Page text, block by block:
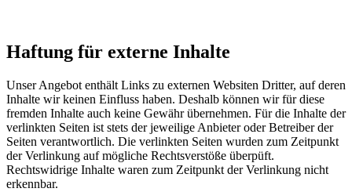
Haftung für externe Inhalte
Unser Angebot enthält Links zu externen Websiten Dritter, auf deren
Inhalte wir keinen Einfluss haben. Deshalb können wir für diese
fremden Inhalte auch keine Gewähr übernehmen. Für die Inhalte der
verlinkten Seiten ist stets der jeweilige Anbieter oder Betreiber der
Seiten verantwortlich. Die verlinkten Seiten wurden zum Zeitpunkt
der Verlinkung auf mögliche Rechtsverstöße überpüft.
Rechtswidrige Inhalte waren zum Zeitpunkt der Verlinkung nicht
erkennbar.